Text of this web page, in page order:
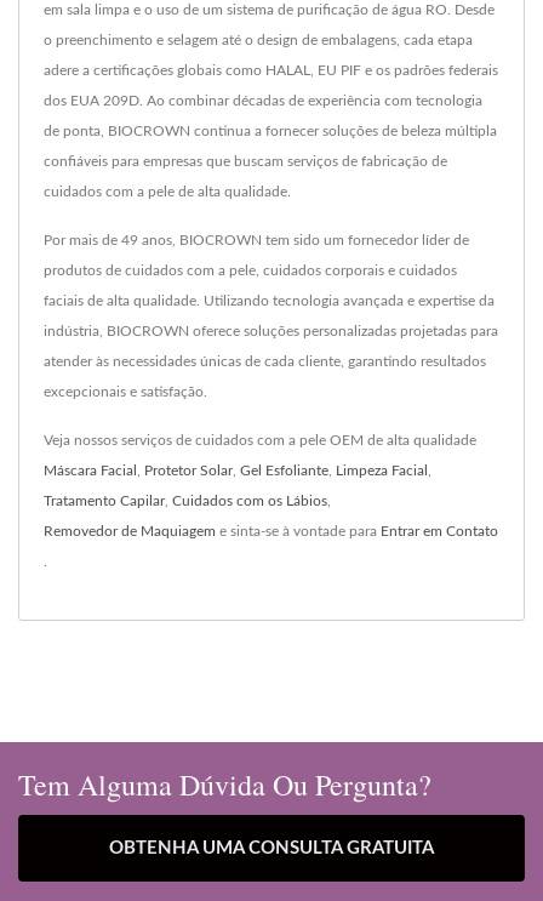
em sala limpa e o uso de um sistema de purificação de água RO. Desde
o preenchimento e selagem até o design de embalagens, cada etapa
adere a certificações globais como HALAL, EU PIF e os padrões federais
dos EUA 209D. Ao combinar décadas de experiência com tecnologia
de ponta, BIOCROWN continua a fornecer soluções de beleza múltipla
confiáveis para empresas que buscam serviços de fabricação de
cuidados com a pele de alta qualidade.
Por mais de 49 anos, BIOCROWN tem sido um fornecedor líder de
produtos de cuidados com a pele, cuidados corporais e cuidados
faciais de alta qualidade. Utilizando tecnologia avançada e expertise da
indústria, BIOCROWN oferece soluções personalizadas projetadas para
atender às necessidades únicas de cada cliente, garantindo resultados
excepcionais e satisfação.
Veja nossos serviços de cuidados com a pele OEM de alta qualidade
Máscara Facial Protetor Solar, Gel Esfoliante Limpeza Facial
Tratamento Capilar, Cuidados com os Lábios
Removedor de Maquiagem e sinta-se à vontade para Entrar em Contato
Tem Alguma Dúvida Ou Pergunta?
OBTENHA UMA CONSULTA GRATUITA